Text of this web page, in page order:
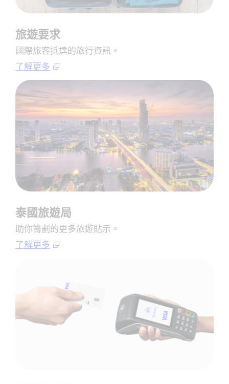
旅遊要求
國際旅客抵達的旅行資訊。
了解更多
泰國旅遊局
助你籌劃的更多旅遊貼示。
了解更多